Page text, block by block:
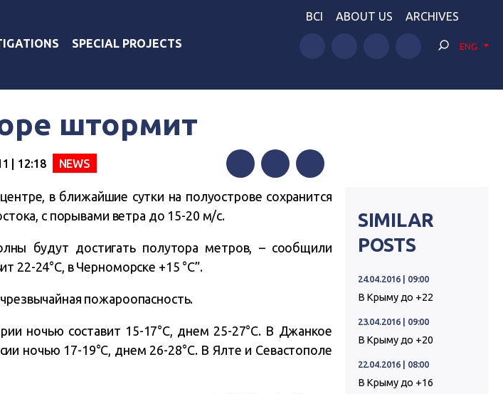
SPECIAL PROJECTS
BCI ABOUT US ARCHIVES
ENG
штормит
| 12:18 NEWS
FacebookTwitterTelegram
в ближайшие сутки на полуострове сохранится
с порывами ветра до 15-20 м/с.
будут достигать полутора метров, – сообщили
22-24°C, в Черноморске +15 °C”.
пожароопасность.
ночью составит 15-17°C, днем 25-27°C. В Джанкое
ночью 17-19°C, днем 26-28°C. В Ялте и Севастополе
SIMILAR
POSTS
24.04.2016 | 09:00
В Крыму до +22
23.04.2016 | 09:00
В Крыму до +20
22.04.2016 | 08:00
В Крыму до +16